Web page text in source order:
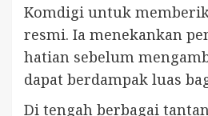
Komdigi untuk
resmi. Ia menekankan
hatian sebelum
dapat berdampak luas
Di tengah berbagai